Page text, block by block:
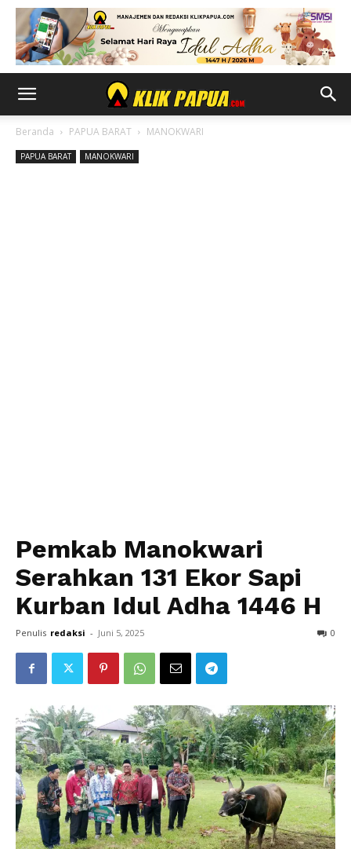
Beranda PAPUA BARAT MANOKWARI
PAPUA BARAT MANOKWARI
Pemkab Manokwari
Serahkan 131 Ekor Sapi
Kurban Idul Adha 1446 H
Penulis redaksi - Juni 5, 2025 0